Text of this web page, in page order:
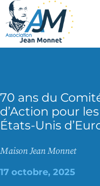
70 ans du
d’Action pour les
États-Unis
Maison Jean Monnet
17 octobre, 2025